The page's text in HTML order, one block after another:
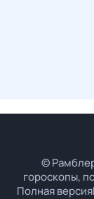
©
гороскопы,
Полная версия